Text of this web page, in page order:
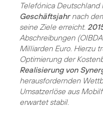
Telefónica
Geschäftsjahrnach
seine Ziele erreicht.
Abschreibungen (OIBDA
Milliarden Euro. Hierzu
Optimierung der
Realisierung von
herausfordernden
Umsatzerlöse aus
erwartet stabil.